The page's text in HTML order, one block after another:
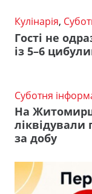
Кулінарія,
Гості не
із 5–6
Суботня
На
ліквідували
за добу